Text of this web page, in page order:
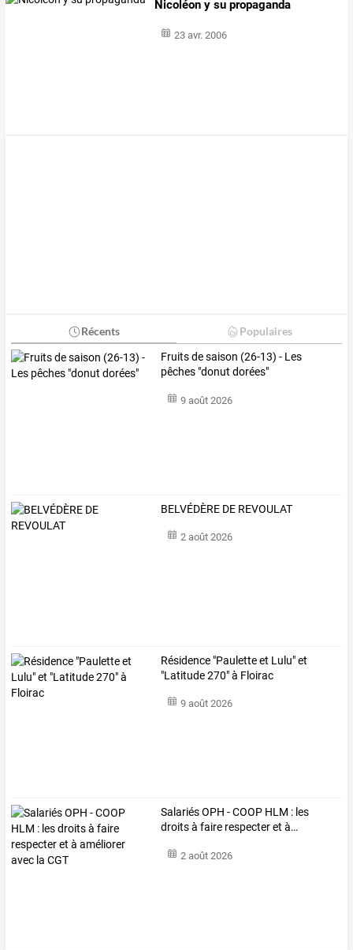
Nicoléon y su propaganda
23 avr. 2006
Récents Populaires
Fruits de saison (26-13) - Les
pêches "donut dorées"
9 août 2026
BELVÉDÈRE DE REVOULAT
2 août 2026
Résidence "Paulette et Lulu" et
"Latitude 270" à Floirac
9 août 2026
SalariésOPH -COOP HLM : les
droitsà faire respecteret à…
2 août 2026